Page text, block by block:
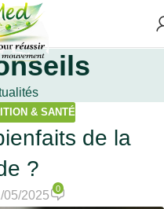
& SANTÉ
de la
?
05/2025
0